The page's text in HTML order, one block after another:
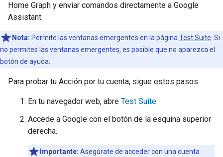
Home Graph y enviar comandos directamente a Google
Assistant.
Nota: Permite las ventanas emergentes en la página Test Suite . Si
no permites las ventanas emergentes, es posible que no aparezca el
botón de ayuda.
Para probar tu Acción por tu cuenta, sigue estos pasos:
En tu navegador web, abre Test Suite.
Accede a Google con el botón de la esquina superior
derecha.
Importante: Asegúrate de acceder con una cuenta